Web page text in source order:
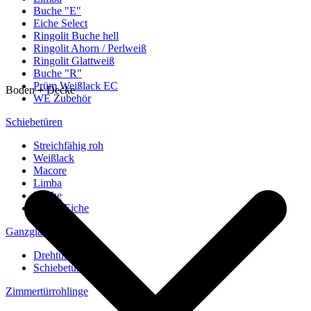
Buche "E"
Eiche Select
Ringolit Buche hell
Ringolit Ahorn / Perlweiß
Ringolit Glattweiß
Buche "R"
Prüm Weißlack EC
WE Zubehör
Schiebetüren
Streichfähig roh
Weißlack
Macore
Limba
Buche
europ. Eiche
Ganzglastüren
Drehtüren
Schiebetüren
Zimmertürrohlinge
Boden + Decke